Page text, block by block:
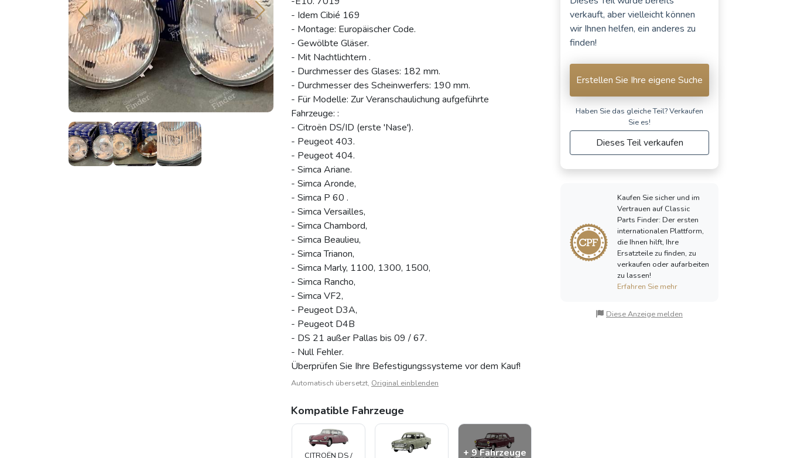
- Idem Cibié 169
- Montage: Europäischer Code.
- Gewölbte Gläser.
- Mit Nachtlichtern .
- Durchmesser des Glases: 182 mm.
- Durchmesser des Scheinwerfers: 190 mm.
- Für Modelle: Zur Veranschaulichung aufgeführte
Fahrzeuge: :
- Citroën DS/ID (erste 'Nase').
- Peugeot 403.
- Peugeot 404.
- Simca Ariane.
- Simca Aronde,
- Simca P 60 .
- Simca Versailles,
- Simca Chambord,
- Simca Beaulieu,
- Simca Trianon,
- Simca Marly, 1100, 1300, 1500,
- Simca Rancho,
- Simca VF2,
- Peugeot D3A,
- Peugeot D4B
- DS 21 außer Pallas bis 09 / 67.
- Null Fehler.
Überprüfen Sie Ihre Befestigungssysteme vor dem Kauf!
Automatisch übersetzt, Original einblenden
Kompatible Fahrzeuge
CITROËN DS / + 9 Fahrzeuge
verkauft, aber vielleicht können
wir Ihnen helfen, ein anderes zu
finden!
Erstellen Sie Ihre eigene Suche
Haben Sie das gleiche Teil? Verkaufen
Sie es!
Dieses Teil verkaufen
Kaufen Sie sicher und im
Vertrauen auf Classic
Parts Finder: Der ersten
internationalen Plattform,
die Ihnen hilft, Ihre
Ersatzteile zu finden, zu
verkaufen oder aufarbeiten
zu lassen!
Erfahren Sie mehr
Diese Anzeige melden